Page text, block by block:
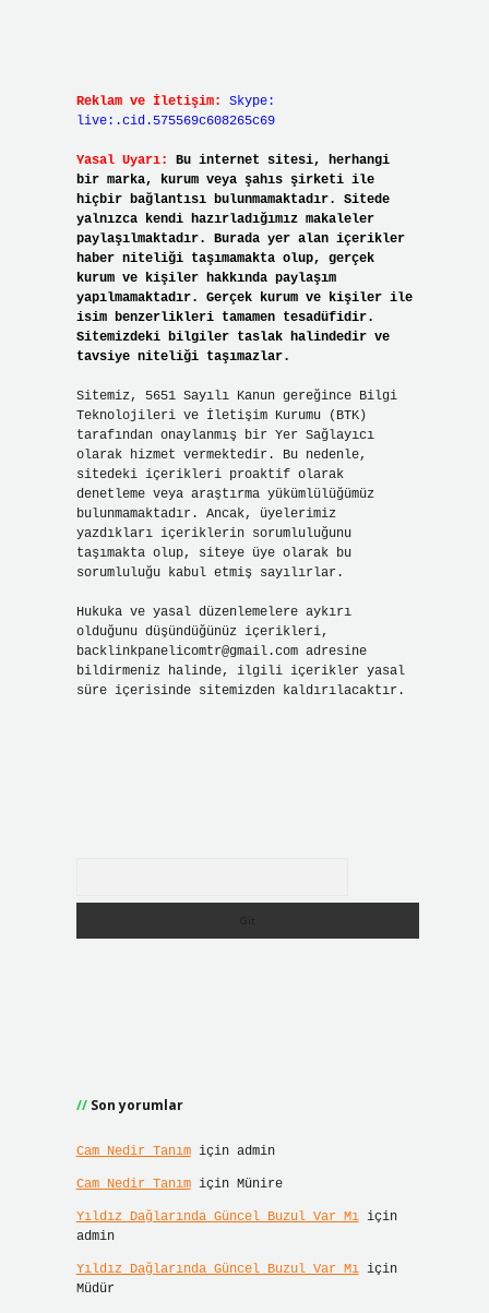
Reklam ve İletişim:
Skype:
live:.cid.575569c608265c69
Yasal Uyarı:
Bu internet sitesi, herhangi
bir marka, kurum veya şahıs şirketi ile
hiçbir bağlantısı bulunmamaktadır. Sitede
yalnızca kendi hazırladığımız makaleler
paylaşılmaktadır. Burada yer alan içerikler
haber niteliği taşımamakta olup, gerçek
kurum ve kişiler hakkında paylaşım
yapılmamaktadır. Gerçek kurum ve kişiler ile
isim benzerlikleri tamamen tesadüfidir.
Sitemizdeki bilgiler taslak halindedir ve
tavsiye niteliği taşımazlar.
Sitemiz, 5651 Sayılı Kanun gereğince Bilgi
Teknolojileri ve İletişim Kurumu (BTK)
tarafından onaylanmış bir Yer Sağlayıcı
olarak hizmet vermektedir. Bu nedenle,
sitedeki içerikleri proaktif olarak
denetleme veya araştırma yükümlülüğümüz
bulunmamaktadır. Ancak, üyelerimiz
yazdıkları içeriklerin sorumluluğunu
taşımakta olup, siteye üye olarak bu
sorumluluğu kabul etmiş sayılırlar.
Hukuka ve yasal düzenlemelere aykırı
olduğunu düşündüğünüz içerikleri,
backlinkpanelicomtr@gmail.comadresine
bildirmeniz halinde, ilgili içerikler yasal
süre içerisinde sitemizden kaldırılacaktır.
Son yorumlar
Cam Nedir Tanımiçin admin
Cam Nedir Tanımiçin Münire
Yıldız Dağlarında Güncel Buzul Var Mıiçin
admin
Yıldız Dağlarında Güncel Buzul Var Mıiçin
Müdür